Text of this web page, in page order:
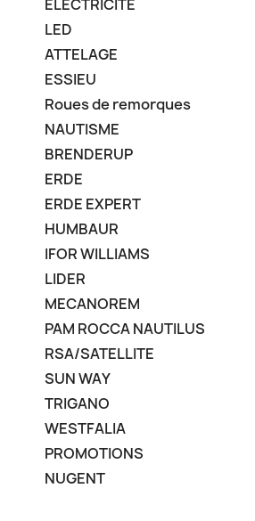
ELECTRICITE
LED
ATTELAGE
ESSIEU
Roues de remorques
NAUTISME
BRENDERUP
ERDE
ERDE EXPERT
HUMBAUR
IFOR WILLIAMS
LIDER
MECANOREM
PAM ROCCA NAUTILUS
RSA/SATELLITE
SUN WAY
TRIGANO
WESTFALIA
PROMOTIONS
NUGENT